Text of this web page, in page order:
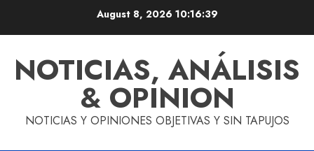
August 8, 2026 10:16:40
NOTICIAS, ANÁLISIS
& OPINION
NOTICIAS Y OPINIONES OBJETIVAS Y SIN TAPUJOS